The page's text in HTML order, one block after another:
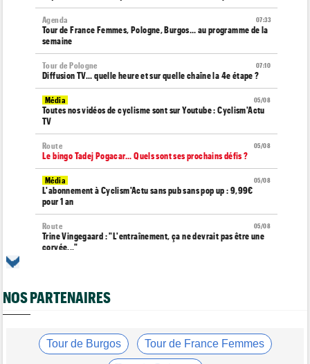
07:33
Agenda
Tour de France Femmes, Pologne, Burgos… au programme de la
semaine
07:10
Tour de Pologne
Diffusion TV... quelle heure et sur quelle chaîne la 4e étape ?
05/08
Média
Toutes nos vidéos de cyclisme sont sur Youtube : Cyclism'Actu
TV
05/08
Route
Le bingo Tadej Pogacar... Quels sont ses prochains défis ?
05/08
Média
L'abonnement à Cyclism'Actu sans pub sans pop up : 9,99€
pour 1 an
05/08
Route
Trine Vingegaard : "L'entraînement, ça ne devrait pas être une
corvée..."
c'est ici !
05/08
Tour de Burgos
NOS PARTENAIRES
Tour de Burgos Tour de France Femmes